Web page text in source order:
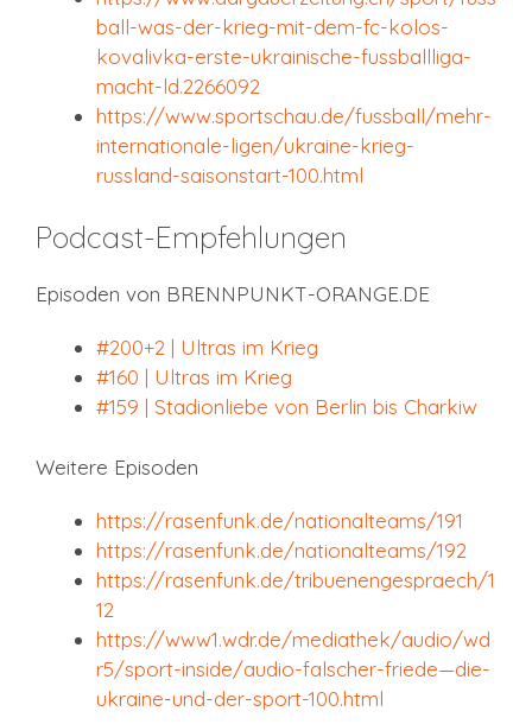
ball-was-der-krieg-mit-dem-fc-kolos-
kovalivka-erste-ukrainische-fussballliga-
macht-ld.2266092
https://www.sportschau.de/fussball/mehr-
internationale-ligen/ukraine-krieg-
russland-saisonstart-100.html
Podcast-Empfehlungen
Episoden von BRENNPUNKT-ORANGE.DE
#200+2 | Ultras im Krieg
#160 | Ultras im Krieg
#159 | Stadionliebe von Berlin bis Charkiw
Weitere Episoden
https://rasenfunk.de/nationalteams/191
https://rasenfunk.de/nationalteams/192
https://rasenfunk.de/tribuenengespraech/1
12
https://www1.wdr.de/mediathek/audio/wd
r5/sport-inside/audio-falscher-friede—die-
ukraine-und-der-sport-100.html